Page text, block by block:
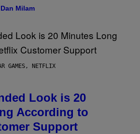
Dan Milam
GAMES, NETFLIX
Look is 20
According to
Support